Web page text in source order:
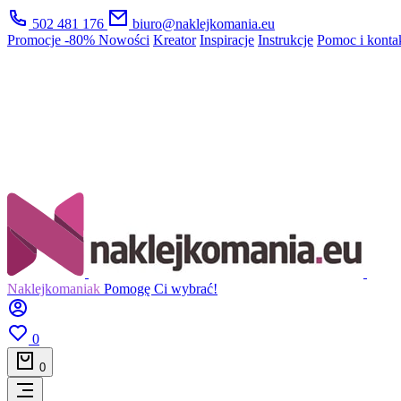
502 481 176
biuro@naklejkomania.eu
Promocje -80% Nowości Kreator Inspiracje Instrukcje Pomoc i
Naklejkomaniak Pomogę Ci wybrać!
0
0